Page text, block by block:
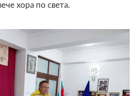
хора по света.